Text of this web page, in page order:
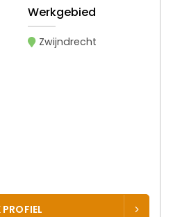
Werkgebied
Zwijndrecht